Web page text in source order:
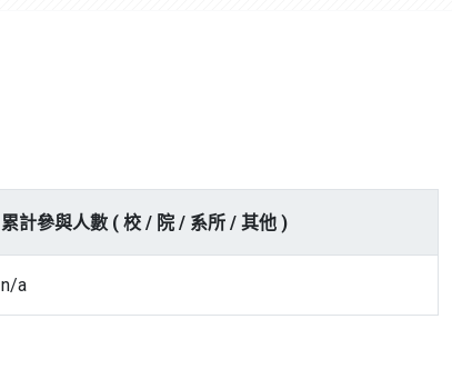
累計參與人數 ( 校 / 院 / 系所 / 其他 )
n/a